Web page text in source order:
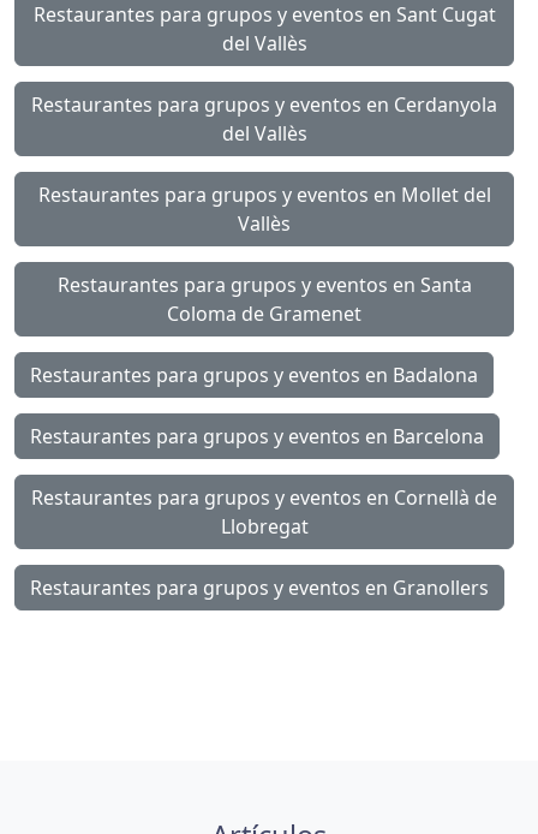
Restaurantes para grupos y eventos en Sant Cugat
del Vallès
Restaurantes para grupos y eventos en Cerdanyola
del Vallès
Restaurantes para grupos y eventos en Mollet del
Vallès
Restaurantes para grupos y eventos en Santa
Coloma de Gramenet
Restaurantes para grupos y eventos en Badalona
Restaurantes para grupos y eventos en Barcelona
Restaurantes para grupos y eventos en Cornellà de
Llobregat
Restaurantes para grupos y eventos en Granollers